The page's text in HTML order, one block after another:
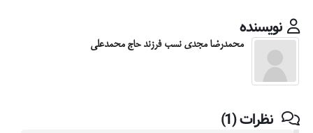
نویسنده
محمدرضا مجدی نسب فرزند حاج محمدعلی
نظرات (1)